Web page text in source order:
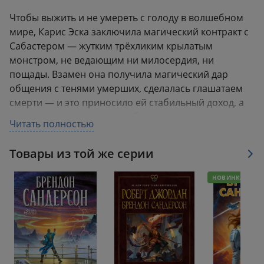
Чтобы выжить и не умереть с голоду в волшебном
мире, Карис Эска заключила магический контракт с
Сабастером — жутким трёхликим крылатым
монстром, не ведающим ни милосердия, ни
пощады. Взамен она получила магический дар
общения с тенями умерших, сделалась глашатаем
смерти — и это приносило ей стабильный доход, а
королевства.
Но однажды жизнь её переворачивается с ног на
голову. Выполняя задание для местных
контрабандистов в таинственных подземельях, она
случайно сталкивается в пещере с умирающим
незнакомцем. Желая помочь ему, Карис
непреднамеренно связывает юношу со своей тенью
— и запускает цепь магических событий.
Читать полностью
Товары из той же серии
НОВИНКА